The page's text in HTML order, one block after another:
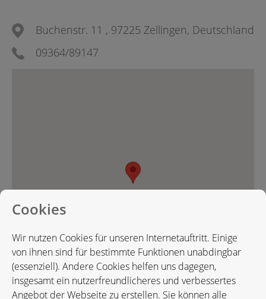
Buchenstr. 11 , 97225 Zellingen, Deutschland
09364/89147
Cookies
Wir nutzen Cookies für unseren Internetauftritt. Einige
von ihnen sind für bestimmte Funktionen unabdingbar
(essenziell). Andere Cookies helfen uns dagegen,
insgesamt ein nutzerfreundlicheres und verbessertes
Angebot der Webseite zu erstellen. Sie können alle